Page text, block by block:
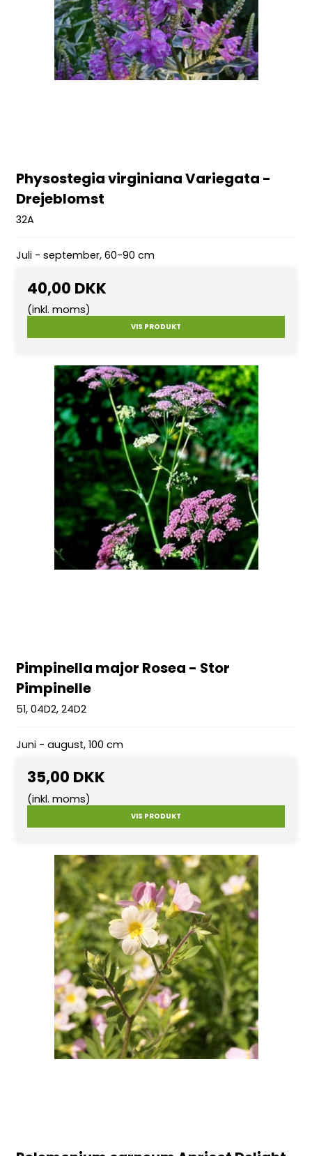
Physostegia virginiana Variegata -
Drejeblomst
32A
Juli - september, 60-90 cm
40,00 DKK
(inkl. moms)
VIS PRODUKT
Pimpinella major Rosea - Stor
Pimpinelle
51, 04D2, 24D2
Juni - august, 100 cm
35,00 DKK
(inkl. moms)
VIS PRODUKT